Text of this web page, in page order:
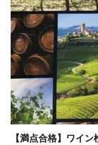
【満点合格】ワイ